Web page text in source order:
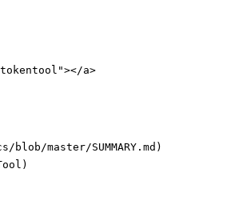
a>
master/SUMMARY.md)